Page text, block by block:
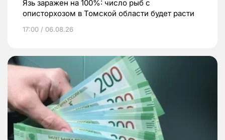
Язь заражен на 100%: число рыб с
описторхозом в Томской области будет расти
17:00 / 06.08.26